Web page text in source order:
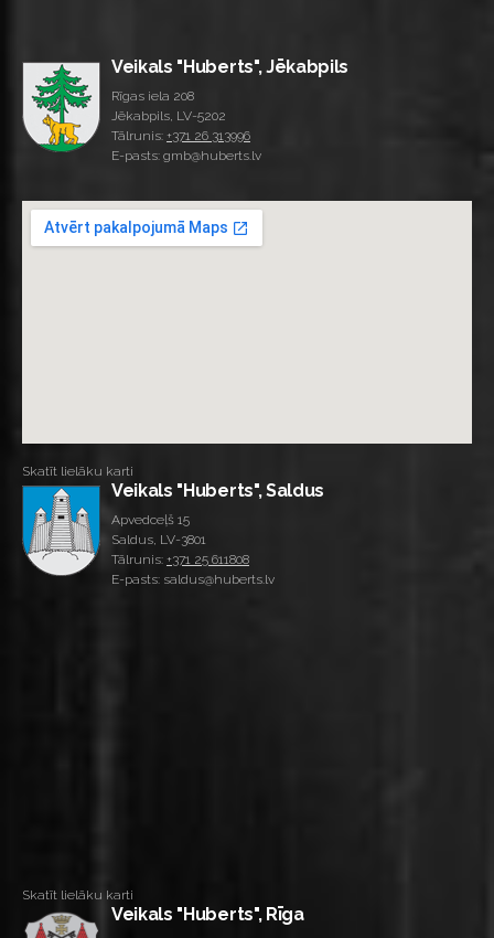
Veikals "Huberts", Jēkabpils
Rīgas iela 208
Jēkabpils, LV-5202
Tālrunis: +371 26 313996
E-pasts: gmb@huberts.lv
Skatīt lielāku karti
Veikals "Huberts", Saldus
Apvedceļš 15
Saldus, LV-3801
Tālrunis: +371 25 611808
E-pasts: saldus@huberts.lv
Skatīt lielāku karti
Veikals "Huberts", Rīga